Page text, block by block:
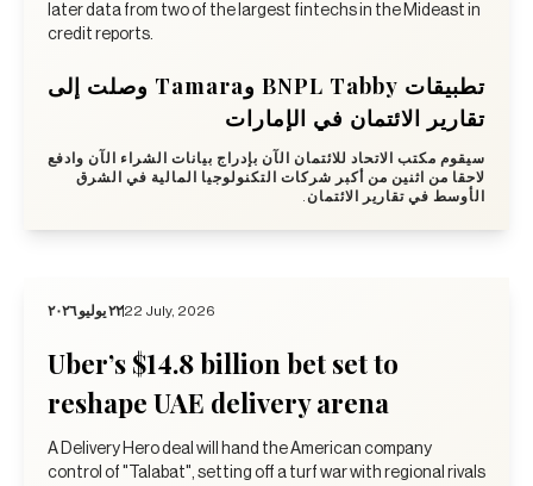
later data from two of the largest fintechs in the Mideast in
credit reports.
تطبيقات BNPL Tabby وTamara وصلت إلى
تقارير الائتمان في الإمارات
سيقوم مكتب الاتحاد للائتمان الآن بإدراج بيانات الشراء الآن وادفع
لاحقا من اثنين من أكبر شركات التكنولوجيا المالية في الشرق
الأوسط في تقارير الائتمان.
٢٢ يوليو ٢٠٢٦22 July, 2026
Uber’s $14.8 billion bet set to
reshape UAE delivery arena
A Delivery Hero deal will hand the American company
control of "Talabat", setting off a turf war with regional rivals